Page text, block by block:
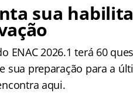
sua
ENAC 2026.1 terá 60
sua preparação para a
aqui.